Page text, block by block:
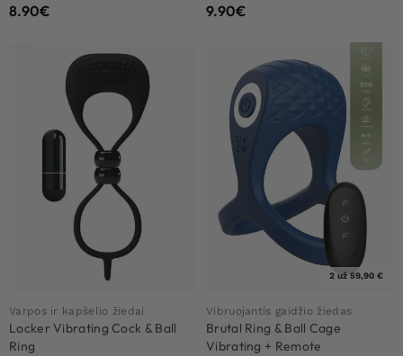
8.90€ 9.90€
Varpos ir kapšelio žiedai
Locker Vibrating Cock & Ball
Ring
2 už 59,90 €
Vibruojantis gaidžio žiedas
Brutal Ring & Ball Cage
Vibrating + Remote